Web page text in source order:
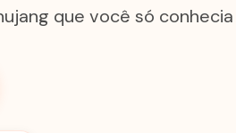
que você só